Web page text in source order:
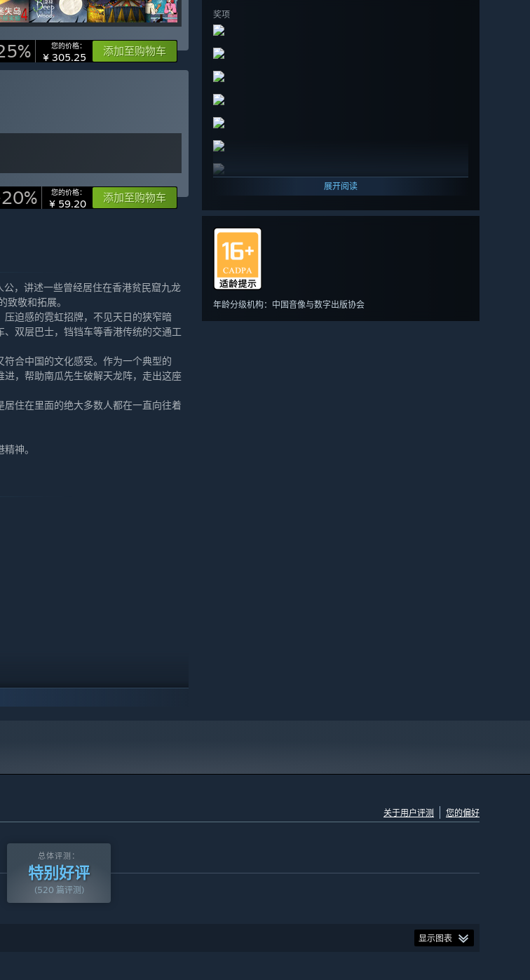
奖项
展开阅读
年龄分级机构：中国音像与数字出版协会
您的价格：
¥ 305.25 添加至购物车
您的价格：
¥ 59.20 添加至购物车
，讲述一些曾经居住在香港贫民窟九龙
敬和拓展。
迫感的霓虹招牌，不见天日的狭窄暗
双层巴士，铛铛车等香港传统的交通工
合中国的文化感受。作为一个典型的
，帮助南瓜先生破解天龙阵，走出这座
住在里面的绝大多数人都在一直向往着
神。
关于用户评测 您的偏好
总体评测：
特别好评
(520 篇评测)
显示图表